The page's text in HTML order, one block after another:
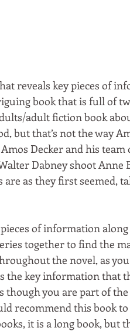
reveals key pieces of
book that is full of
adult fiction book
but that’s not the way
Decker and his team
Dabney shoot Anne
as they first seemed,
of information along
together to find the
the novel, as
the key information that
though you are part of
recommend this book
it is a long book, but